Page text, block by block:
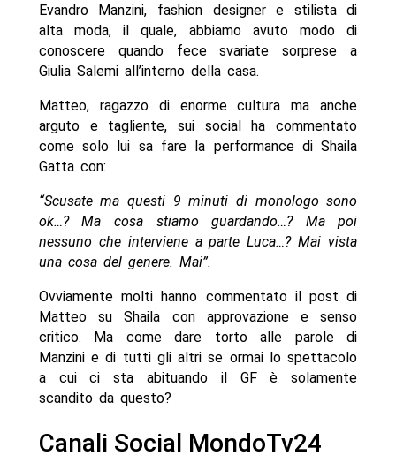
Evandro Manzini, fashion designer e stilista di
alta moda, il quale, abbiamo avuto modo di
conoscere quando fece svariate sorprese a
Giulia Salemi all’interno della casa.
Matteo, ragazzo di enorme cultura ma anche
arguto e tagliente, sui social ha commentato
come solo lui sa fare la performance di Shaila
Gatta con:
“Scusate ma questi 9 minuti di monologo sono
ok…? Ma cosa stiamo guardando…? Ma poi
nessuno che interviene a parte Luca…? Mai vista
una cosa del genere. Mai”.
Ovviamente molti hanno commentato il post di
Matteo su Shaila con approvazione e senso
critico. Ma come dare torto alle parole di
Manzini e di tutti gli altri se ormai lo spettacolo
a cui ci sta abituando il GF è solamente
scandito da questo?
Canali Social MondoTv24